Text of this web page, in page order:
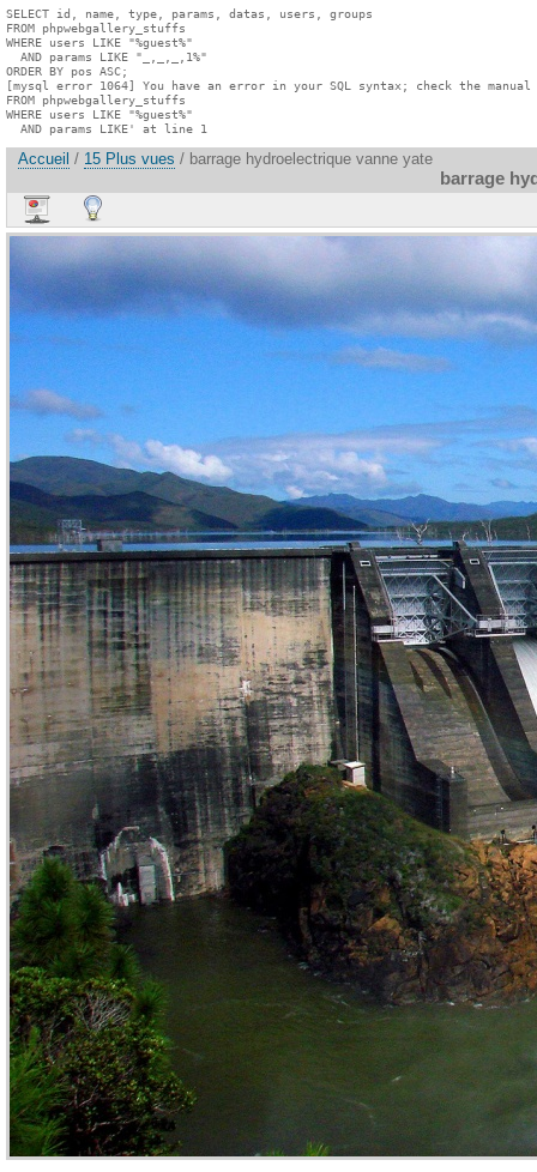
SELECT id, name, type, params, datas, users, groups
FROM phpwebgallery_stuffs
WHERE users LIKE "%guest%"
  AND params LIKE "_,_,_,1%"
ORDER BY pos ASC;
[mysql error 1064] You have an error in your SQL syntax; check the
FROM phpwebgallery_stuffs
WHERE users LIKE "%guest%"
  AND params LIKE' at line 1
Accueil / 15 Plus vues / barrage hydroelectrique vanne yate
barrage